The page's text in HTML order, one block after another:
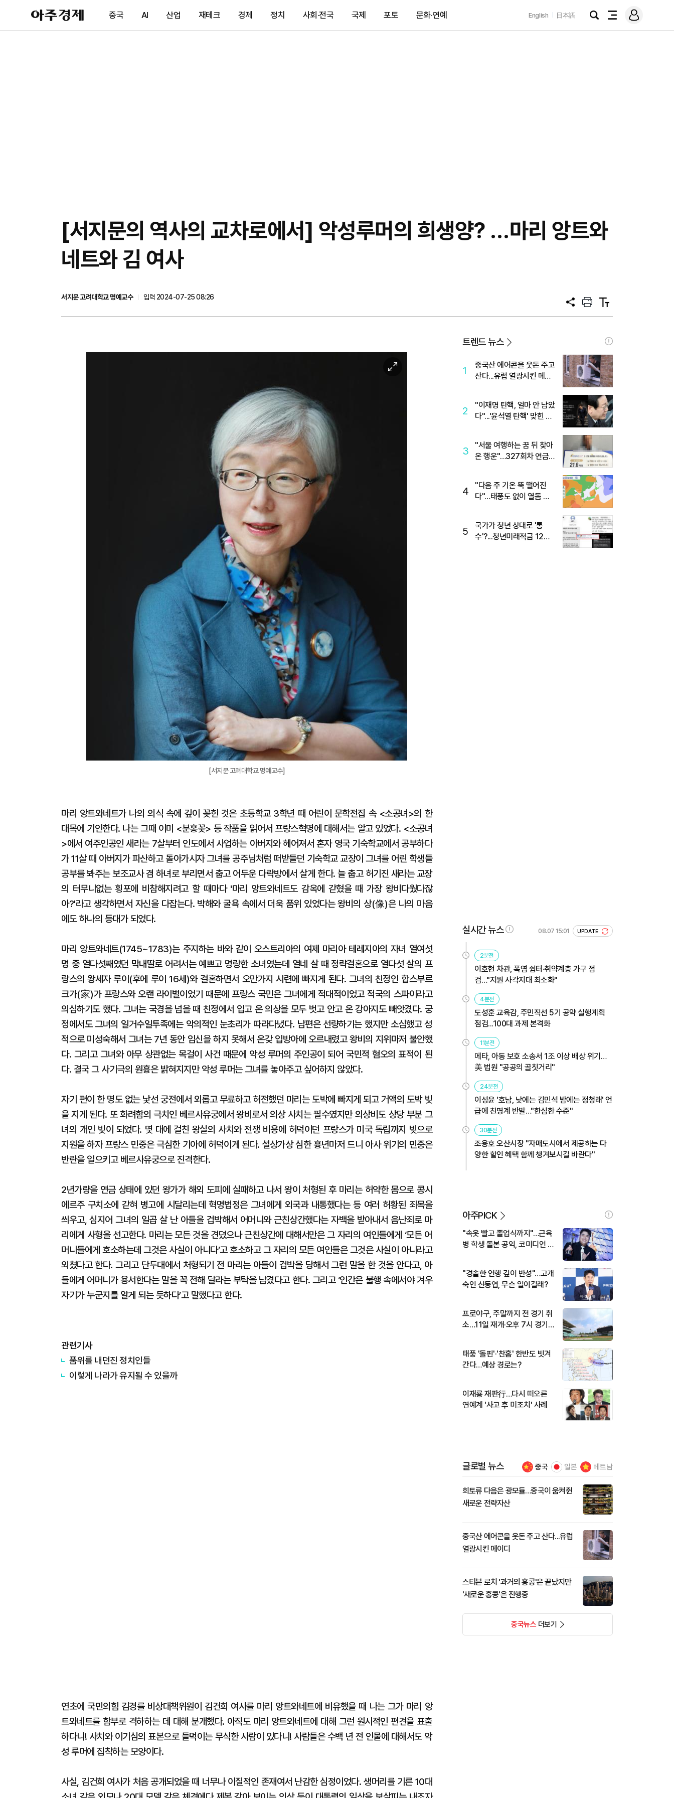
아
주
제
중국 AI 산업 재테크 경제 정치 사회·전국 국제 포토 문화·연예 English 日本語
검
전
메
그
[서지문의 역사의 교차로에서] 악성루머의 희생양? …마리 앙트와
네트와 김 여사
서지문 고려대학교 명예교수
입력 2024-07-25 08:26
공
프
트
텍
트
[서지문 고려대학교 명예교수]
마리 앙트와네트가 나의 의식 속에 깊이 꽂힌 것은 초등학교 3학년 때 어린이 문학전집 속 <소공녀>의 한
대목에 기인한다. 나는 그때 이미 <분홍꽃> 등 작품을 읽어서 프랑스혁명에 대해서는 알고 있었다. <소공녀
>에서 여주인공인 새라는 7살부터 인도에서 사업하는 아버지와 헤어져서 혼자 영국 기숙학교에서 공부하다
가 11살 때 아버지가 파산하고 돌아가시자 그녀를 공주님처럼 떠받들던 기숙학교 교장이 그녀를 어린 학생들
공부를 봐주는 보조교사 겸 하녀로 부리면서 춥고 어두운 다락방에서 살게 한다. 늘 춥고 허기진 새라는 교장
의 터무니없는 횡포에 비참해지려고 할 때마다 '마리 앙트와네트도 감옥에 갇혔을 때 가장 왕비다웠다잖
아?'라고 생각하면서 자신을 다잡는다. 박해와 굴욕 속에서 더욱 품위 있었다는 왕비의 상(像)은 나의 마음
에도 하나의 등대가 되었다.
마리 앙트와네트(1745~1783)는 주지하는 바와 같이 오스트리아의 여제 마리아 테레지아의 자녀 열여섯
명 중 열다섯째였던 막내딸로 어려서는 예쁘고 명랑한 소녀였는데 열네 살 때 정략결혼으로 열다섯 살의 프
랑스의 왕세자 루이(후에 루이 16세)와 결혼하면서 오만가지 시련에 빠지게 된다. 그녀의 친정인 합스부르
크가(家)가 프랑스와 오랜 라이벌이었기 때문에 프랑스 국민은 그녀에게 적대적이었고 적국의 스파이라고
의심하기도 했다. 그녀는 국경을 넘을 때 친정에서 입고 온 의상을 모두 벗고 안고 온 강아지도 빼앗겼다. 궁
정에서도 그녀의 일거수일투족에는 악의적인 눈초리가 따라다녔다. 남편은 선량하기는 했지만 소심했고 성
적으로 미성숙해서 그녀는 7년 동안 임신을 하지 못해서 온갖 입방아에 오르내렸고 왕비의 지위마저 불안했
다. 그리고 그녀와 아무 상관없는 목걸이 사건 때문에 악성 루머의 주인공이 되어 국민적 혐오의 표적이 된
다. 결국 그 사기극의 원흉은 밝혀지지만 악성 루머는 그녀를 놓아주고 싶어하지 않았다.
자기 편이 한 명도 없는 낯선 궁전에서 외롭고 무료하고 허전했던 마리는 도박에 빠지게 되고 거액의 도박 빚
을 지게 된다. 또 화려함의 극치인 베르사유궁에서 왕비로서 의상 사치는 필수였지만 의상비도 상당 부분 그
녀의 개인 빚이 되었다. 몇 대에 걸친 왕실의 사치와 전쟁 비용에 허덕이던 프랑스가 미국 독립까지 빚으로
지원을 하자 프랑스 민중은 극심한 기아에 허덕이게 된다. 설상가상 심한 흉년마저 드니 아사 위기의 민중은
반란을 일으키고 베르사유궁으로 진격한다.
2년가량을 연금 상태에 있던 왕가가 해외 도피에 실패하고 나서 왕이 처형된 후 마리는 허약한 몸으로 콩시
에르주 구치소에 갇혀 병고에 시달리는데 혁명법정은 그녀에게 외국과 내통했다는 등 여러 허황된 죄목을
씌우고, 심지어 그녀의 일곱 살 난 아들을 겁박해서 어머니와 근친상간했다는 자백을 받아내서 음난죄로 마
리에게 사형을 선고한다. 마리는 모든 것을 견뎠으나 근친상간에 대해서만은 그 자리의 여인들에게 ‘모든 어
머니들에게 호소하는데 그것은 사실이 아니다’고 호소하고 그 자리의 모든 여인들은 그것은 사실이 아니라고
외쳤다고 한다. 그리고 단두대에서 처형되기 전 마리는 아들이 겁박을 당해서 그런 말을 한 것을 안다고, 아
들에게 어머니가 용서한다는 말을 꼭 전해 달라는 부탁을 남겼다고 한다. 그리고 ‘인간은 불행 속에서야 겨우
자기가 누군지를 알게 되는 듯하다’고 말했다고 한다.
관련기사
품위를 내던진 정치인들
이렇게 나라가 유지될 수 있을까
연초에 국민의힘 김경률 비상대책위원이 김건희 여사를 마리 앙트와네트에 비유했을 때 나는 그가 마리 앙
트와네트를 함부로 격하하는 데 대해 분개했다. 아직도 마리 앙트와네트에 대해 그런 원시적인 편견을 표출
하다니! 사치와 이기심의 표본으로 들먹이는 무식한 사람이 있다니! 사람들은 수백 년 전 인물에 대해서도 악
성 루머에 집착하는 모양이다.
사실, 김건희 여사가 처음 공개되었을 때 너무나 이질적인 존재여서 난감한 심정이었다. 생머리를 기른 10대
트렌드 뉴스
1
중국산 에어콘을 웃돈 주고
산다...유럽 열광시킨 메이
2
"이재명 탄핵, 얼마 안 남았
다"...'윤석열 탄핵' 맞힌 무
3
"서울 여행하는 꿈 뒤 찾아
온 행운"…327회차 연금
4
"다음 주 기온 뚝 떨어진
다"…태풍도 없이 열돔 박
5
국가가 청년 상대로 '통
수'?...청년미래적금 12%
실시간 뉴스 08.07 15:01 UPDATE
2분전
이호현 차관, 폭염 쉼터·취약계층 가구 점
검…"지원 사각지대 최소화"
4분전
도성훈 교육감, 주민직선 5기 공약 실행계획
점검...100대 과제 본격화
11분전
메타, 아동 보호 소송서 1조 이상 배상 위기…
美 법원 "공공의 골칫거리"
24분전
이성윤 '호남, 낮에는 김민석 밤에는 정청래' 언
급에 친명계 반발…"한심한 수준"
30분전
조용호 오산시장 "자매도시에서 제공하는 다
양한 할인 혜택 함께 챙겨보시길 바란다"
아주PICK
"속옷 빨고 졸업식까지"…근육
병 학생 돌본 공익, 코미디언 김
"경솔한 언행 깊이 반성"…고개
숙인 신동엽, 무슨 일이길래?
프로야구, 주말까지 전 경기 취
소…11일 재개·오후 7시 경기
태풍 '돌핀'·'찬홈' 한반도 빗겨
간다…예상 경로는?
이재룡 재판行…다시 떠오른
연예계 '사고 후 미조치' 사례
글로벌 뉴스 중국 일본 베트남
희토류 다음은 광모듈…중국이 움켜쥔
새로운 전략자산
중국산 에어콘을 웃돈 주고 산다...유럽
열광시킨 메이디
스티븐 로치 '과거의 홍콩'은 끝났지만
'새로운 홍콩'은 진행중
중국뉴스더보기